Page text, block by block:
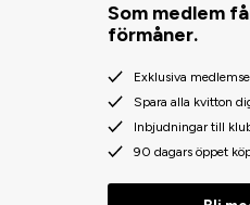
Som medlem
förmåner.
Exklusiva
Spara alla kvitton
Inbjudningar till
90 dagars öppet